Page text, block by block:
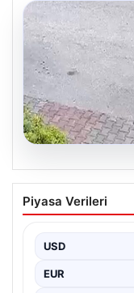
Bolu’da
İğrenç Olay
günlerde
sakinleri derinden
Piyasa Verileri
USD
EUR